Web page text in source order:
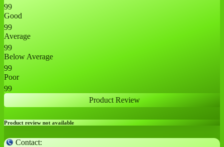
99
Good
99
Average
99
Below Average
99
Poor
99
Product Review
Product review not available
Contact: